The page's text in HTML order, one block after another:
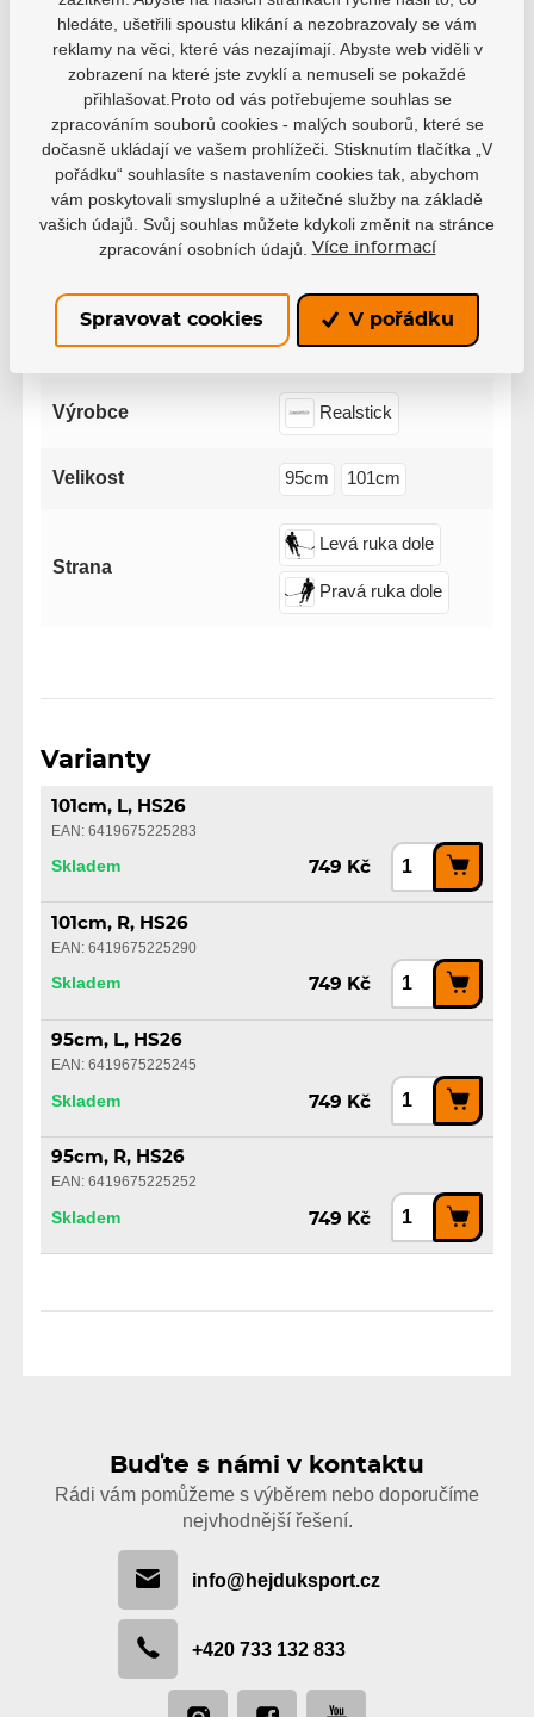
0 hodnocení 0 uživatelů doporučuje
0
2
0
Parametry
Výrobce Realstick
Velikost 95cm 101cm
Strana
Levá ruka dole
Pravá ruka dole
Varianty
101cm, L, HS26
EAN: 6419675225283
Skladem 749 Kč
101cm, R, HS26
EAN: 6419675225290
Skladem 749 Kč
95cm, L, HS26
EAN: 6419675225245
Skladem 749 Kč
95cm, R, HS26
EAN: 6419675225252
Skladem 749 Kč
Buďte s námi v kontaktu
Rádi vám pomůžeme s výběrem nebo doporučíme
nejvhodnější řešení.
info@hejduksport.cz
+420 733 132 833
hledáte, ušetřili spoustu klikání a nezobrazovaly se vám
reklamy na věci, které vás nezajímají. Abyste web viděli v
zobrazení na které jste zvyklí a nemuseli se pokaždé
přihlašovat.Proto od vás potřebujeme souhlas se
zpracováním souborů cookies - malých souborů, které se
dočasně ukládají ve vašem prohlížeči. Stisknutím tlačítka „V
pořádku“ souhlasíte s nastavením cookies tak, abychom
vám poskytovali smysluplné a užitečné služby na základě
vašich údajů. Svůj souhlas můžete kdykoli změnit na stránce
zpracování osobních údajů.
Více informací
Spravovat cookies V pořádku